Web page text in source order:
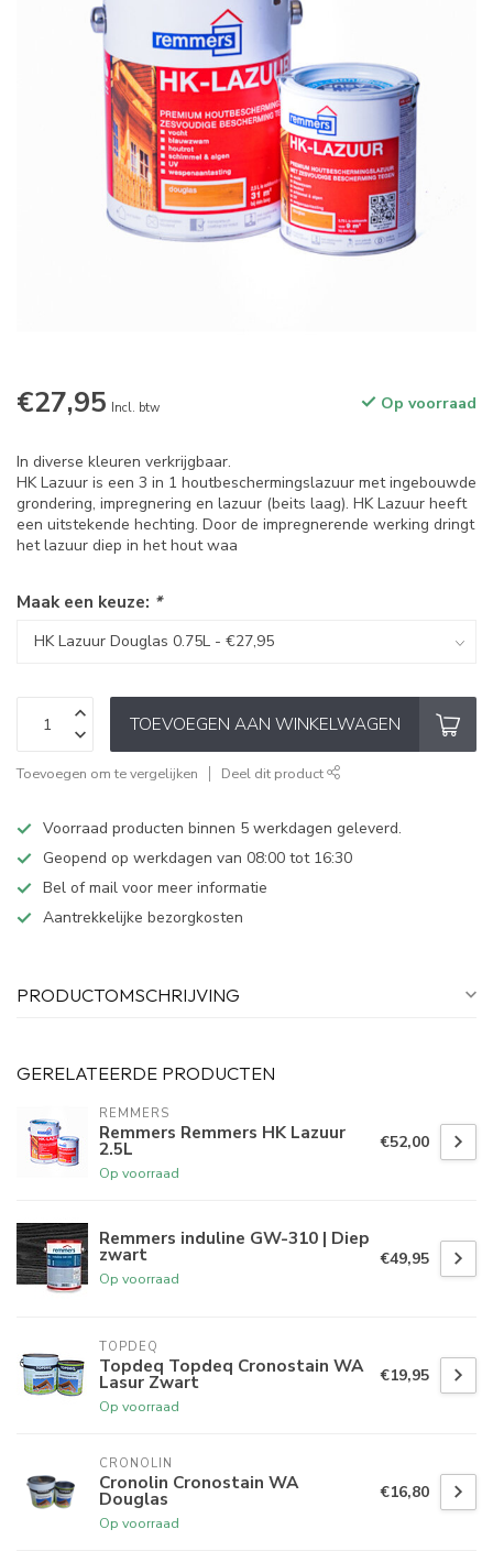
€27,95 Incl. btw Op voorraad
In diverse kleuren verkrijgbaar.
HK Lazuur is een 3 in 1 houtbeschermingslazuur met ingebouwde
grondering, impregnering en lazuur (beits laag). HK Lazuur heeft
een uitstekende hechting. Door de impregnerende werking dringt
het lazuur diep in het hout waa
Maak een keuze: *
TOEVOEGEN AAN WINKELWAGEN
Toevoegen om te vergelijken Deel dit product
Voorraad producten binnen 5 werkdagen geleverd.
Geopend op werkdagen van 08:00 tot 16:30
Bel of mail voor meer informatie
Aantrekkelijke bezorgkosten
PRODUCTOMSCHRIJVING
GERELATEERDE PRODUCTEN
REMMERS
Remmers Remmers HK Lazuur
2.5L
Op voorraad
€52,00
Remmers induline GW-310 | Diep
zwart
Op voorraad
€49,95
TOPDEQ
Topdeq Topdeq Cronostain WA
Lasur Zwart
Op voorraad
€19,95
CRONOLIN
Cronolin Cronostain WA
Douglas
Op voorraad
€16,80